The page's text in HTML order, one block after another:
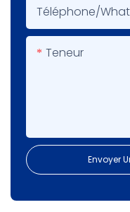
Téléphone/
Teneur
Envoyer